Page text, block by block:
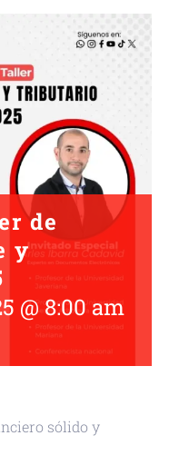
de
y
@ 8:00 am
sólido y